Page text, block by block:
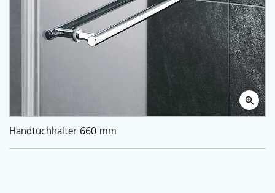
Handtuchhalter 660 mm